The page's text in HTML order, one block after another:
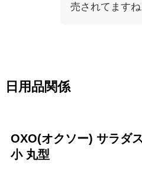
売されてますね
日用品関係
OXO(オクソー) サラダ
小 丸型